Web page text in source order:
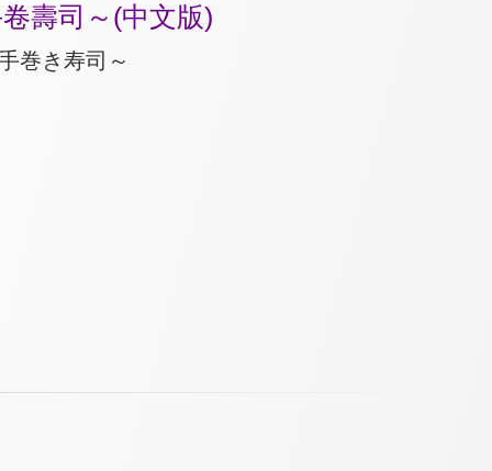
壽司～(中文版)
巻き寿司～